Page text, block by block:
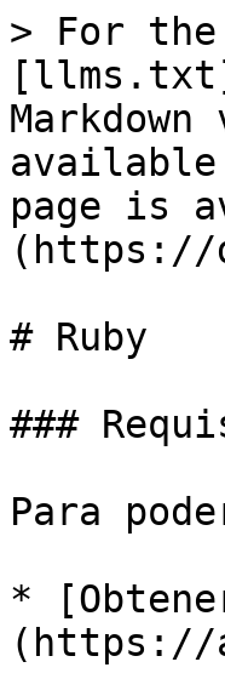
> For the
available
page is
(https://
# Ruby
###
Para
*
(https://